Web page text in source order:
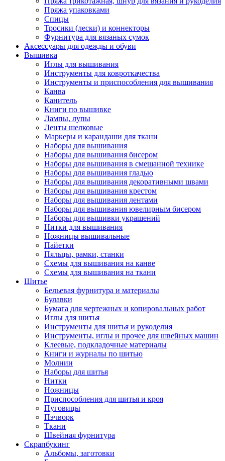
Пряжа упаковками
Спицы
Тросики (лески) и коннекторы
Фурнитура для вязаных сумок
Аксессуары для одежды и обуви
Вышивка
Иглы для вышивания
Инструменты для ковроткачества
Инструменты и приспособления для вышивания
Канва
Канитель
Книги по вышивке
Лампы, лупы
Ленты шелковые
Маркеры и карандаши для ткани
Наборы для вышивания
Наборы для вышивания бисером
Наборы для вышивания в смешанной технике
Наборы для вышивания гладью
Наборы для вышивания декоративными швами
Наборы для вышивания крестом
Наборы для вышивания лентами
Наборы для вышивания ювелирным бисером
Наборы для вышивки украшений
Нитки для вышивания
Ножницы вышивальные
Пайетки
Пяльцы, рамки, станки
Схемы для вышивания на канве
Схемы для вышивания на ткани
Шитье
Бельевая фурнитура и материалы
Булавки
Бумага для чертежных и копировальных работ
Иглы для шитья
Инструменты для шитья и рукоделия
Инструменты, иглы и прочее для швейных машин
Клеевые, подкладочные материалы
Книги и журналы по шитью
Молнии
Наборы для шитья
Нитки
Ножницы
Приспособления для шитья и кроя
Пуговицы
Пэчворк
Ткани
Швейная фурнитура
Скрапбукинг
Альбомы, заготовки